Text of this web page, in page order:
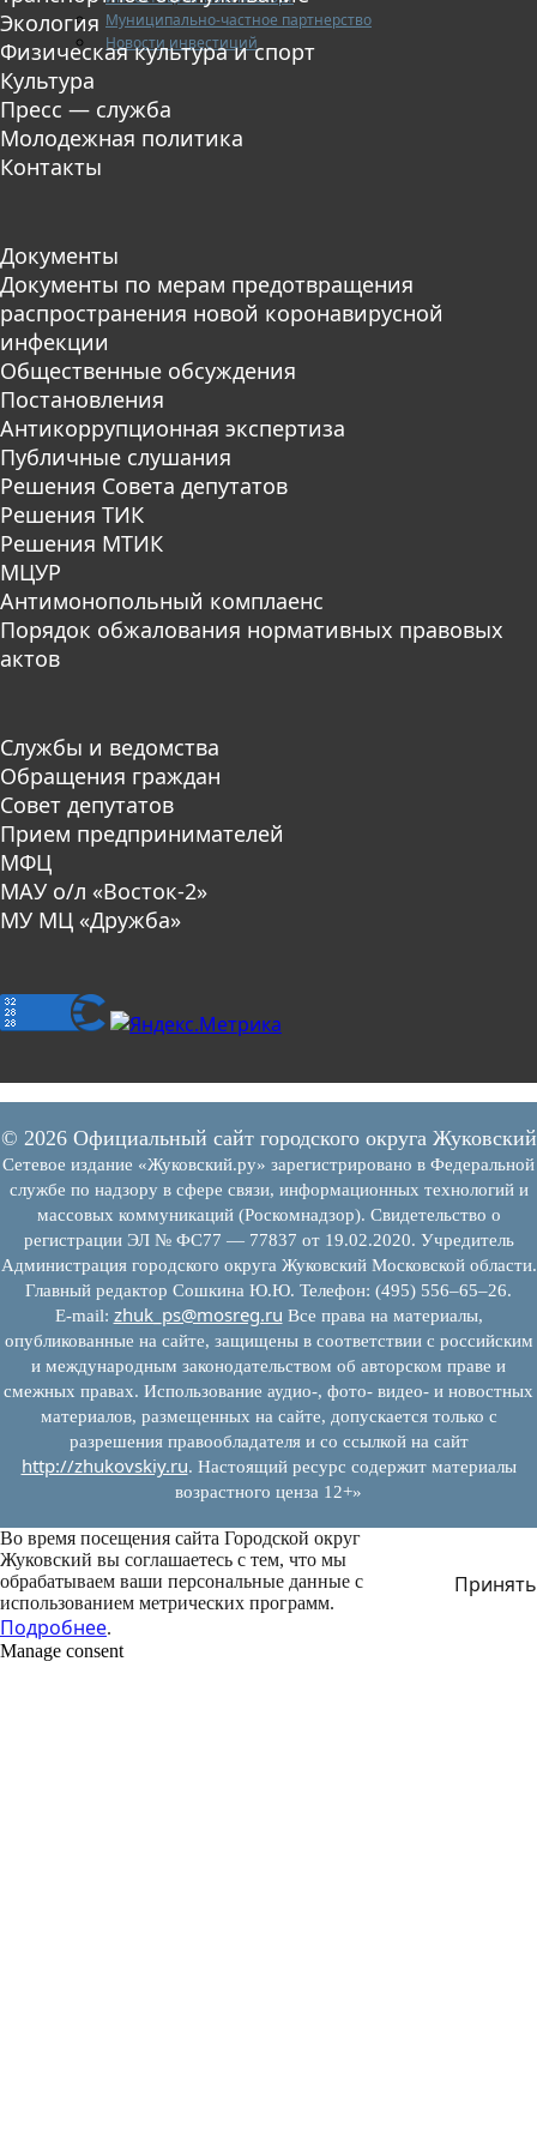
Муниципально-частное партнерство
Новости инвестиций
Экология
Физическая культура и спорт
Культура
Пресс — служба
Молодежная политика
Контакты
Документы
Документы по мерам предотвращения
распространения новой коронавирусной
инфекции
Общественные обсуждения
Постановления
Антикоррупционная экспертиза
Публичные слушания
Решения Совета депутатов
Решения ТИК
Решения МТИК
МЦУР
Антимонопольный комплаенс
Порядок обжалования нормативных правовых
актов
Службы и ведомства
Обращения граждан
Совет депутатов
Прием предпринимателей
МФЦ
МАУ о/л «Восток-2»
МУ МЦ «Дружба»
© 2026 Официальный сайт городского округа Жуковский
Сетевое издание «Жуковский.ру» зарегистрировано в Федеральной
службе по надзору в сфере связи, информационных технологий и
массовых коммуникаций (Роскомнадзор). Свидетельство о
регистрации ЭЛ № ФС77 — 77837 от 19.02.2020. Учредитель
Администрация городского округа Жуковский Московской области.
Главный редактор Сошкина Ю.Ю. Телефон: (495) 556–65–26.
E‑mail: zhuk_ps@mosreg.ru Все права на материалы,
опубликованные на сайте, защищены в соответствии с российским
и международным законодательством об авторском праве и
смежных правах. Использование аудио-, фото- видео- и новостных
материалов, размещенных на сайте, допускается только с
разрешения правообладателя и со ссылкой на сайт
http://zhukovskiy.ru. Настоящий ресурс содержит материалы
возрастного ценза 12+»
Во время посещения сайта Городской округ
Жуковский вы соглашаетесь с тем, что мы
обрабатываем ваши персональные данные с
использованием метрических программ.
Подробнее.
Принять
Manage consent